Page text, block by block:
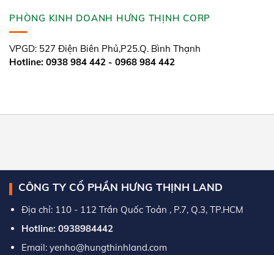
PHÒNG KINH DOANH HƯNG THỊNH CORP
VPGD: 527 Điện Biên Phủ,P25.Q. Bình Thạnh
Hotline: 0938 984 442 - 0968 984 442
CÔNG TY CỔ PHẦN HƯNG THỊNH LAND
Địa chỉ: 110 - 112 Trần Quốc Toản , P.7, Q.3, TP.HCM
Hotline: 0938984442
Email: yenho@hungthinhland.com